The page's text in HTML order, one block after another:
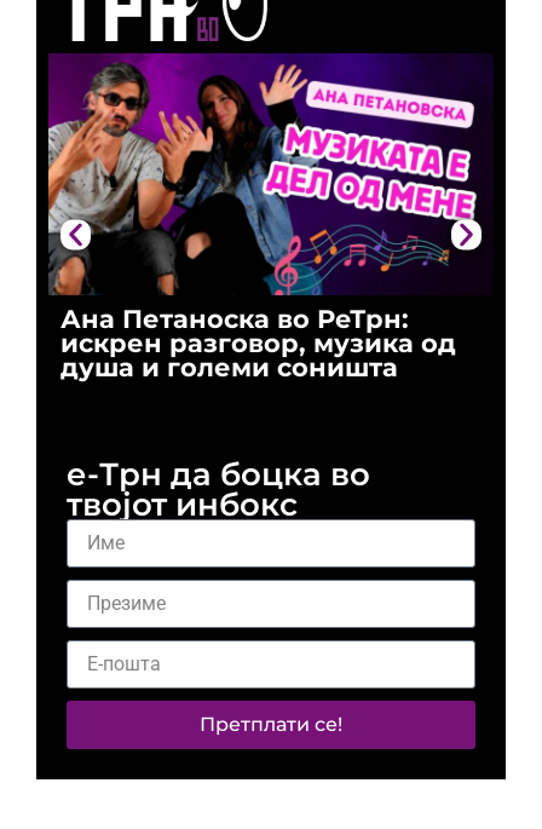
Ана Петаноска во РеТрн:
искрен разговор, музика од
душа и големи соништа
е-Трн да боцка во
твојот инбокс
Претплати се!